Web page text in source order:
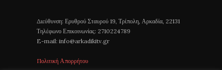
Διεύθυνση: Ερυθρού Σταυρού 19, Τρίπολη, Αρκαδία, 22131
Τηλέφωνο Επικοινωνίας: 2710224789
E-mail: info@arkadikitv.gr
Πολιτική Απορρήτου